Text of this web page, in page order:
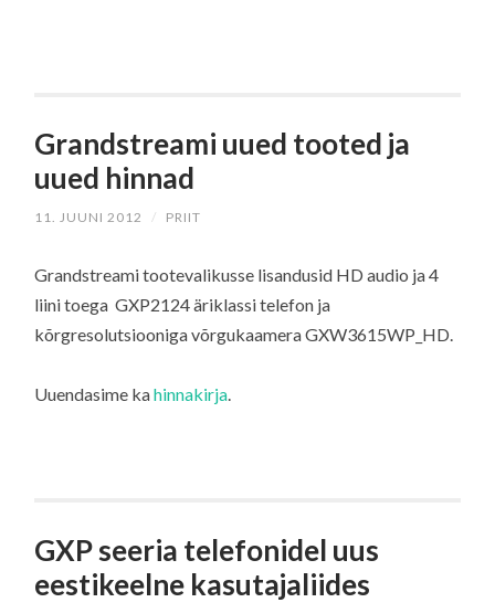
Grandstreami uued tooted ja
uued hinnad
11. JUUNI 2012 / PRIIT
Grandstreami tootevalikusse lisandusid HD audio ja 4
liini toega GXP2124 äriklassi telefon ja
kõrgresolutsiooniga võrgukaamera GXW3615WP_HD.
Uuendasime kahinnakirja.
GXP seeria telefonidel uus
eestikeelne kasutajaliides